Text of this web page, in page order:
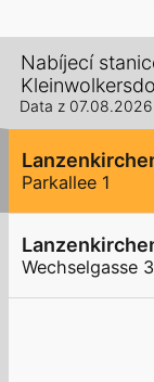
Nabíjecí
Data z
Parkallee 1
Wechselgasse 3